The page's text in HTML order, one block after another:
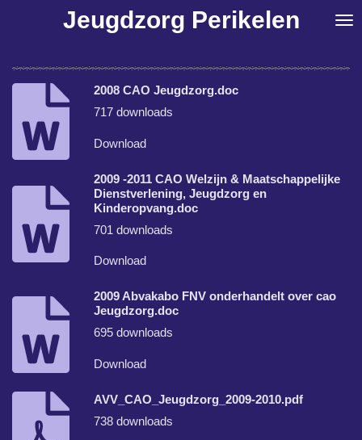
de
hoofdinhoud
Jeugdzorg Perikelen
2008 CAO Jeugdzorg.doc
717 downloads
Download
2009 -2011 CAO Welzijn & Maatschappelijke
Dienstverlening, Jeugdzorg en
Kinderopvang.doc
701 downloads
Download
2009 Abvakabo FNV onderhandelt over cao
Jeugdzorg.doc
695 downloads
Download
AVV_CAO_Jeugdzorg_2009-2010.pdf
738 downloads